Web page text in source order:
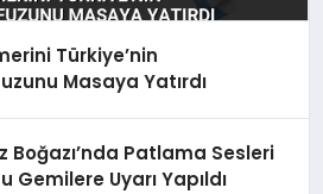
Türkiye’nin
Masaya Yatırdı
Boğazı’nda Patlama Sesleri
Gemilere Uyarı Yapıldı